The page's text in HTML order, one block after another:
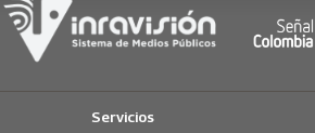
Servicios